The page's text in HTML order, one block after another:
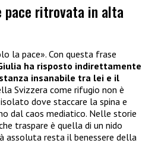
pace ritrovata in alta
la pace». Con questa frase
ha risposto indirettamente
insanabile tra lei e il
Svizzera come rifugio non è
dove staccare la spina e
dal caos mediatico. Nelle storie
traspare è quella di un nido
resta il benessere della